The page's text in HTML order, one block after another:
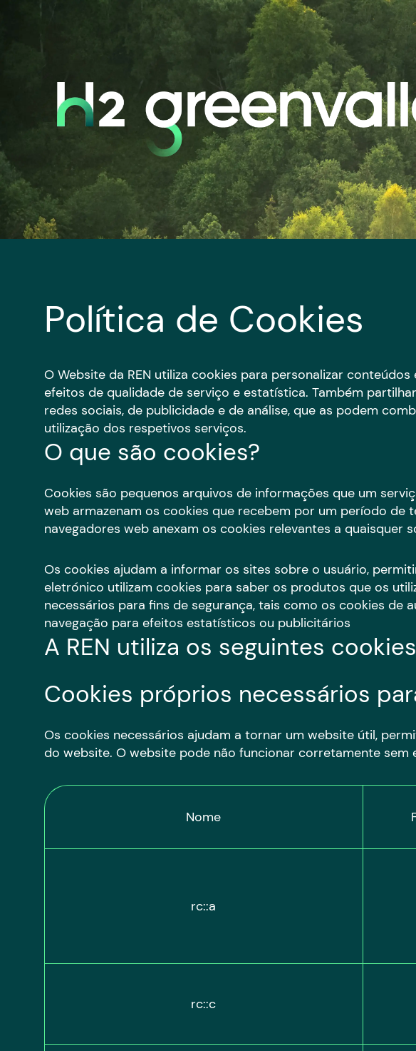
Política de Cookies
O Website da REN utiliza cookies para personalizar
efeitos de qualidade de serviço e estatística. Também
redes sociais, de publicidade e de análise, que as podem
utilização dos respetivos serviços.
O que são cookies?
Cookies são pequenos arquivos de informações que um
web armazenam os cookies que recebem por um período
navegadores web anexam os cookies relevantes a
Os cookies ajudam a informar os sites sobre o usuário,
eletrónico utilizam cookies para saber os produtos que os
necessários para fins de segurança, tais como os cookies
navegação para efeitos estatísticos ou publicitários
A REN utiliza os seguintes
Cookies próprios necessários
Os cookies necessários ajudam a tornar um website útil,
do website. O website pode não funcionar corretamente sem
Nome
rc::a
rc::c